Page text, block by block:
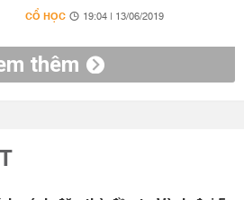
CỔ HỌC 19:04 | 13/06/2019
thêm